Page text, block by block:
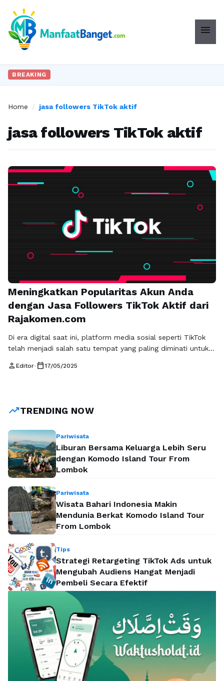
menu
BREAKING
Home / jasa followers TikTok aktif
jasa followers TikTok aktif
Meningkatkan Popularitas Akun Anda
dengan Jasa Followers TikTok Aktif dari
Rajakomen.com
Di era digital saat ini, platform media sosial seperti TikTok
telah menjadi salah satu tempat yang paling diminati untuk
aktif, tidak mengherankan jika banyak orang berlomba-lomba
Selengkapnya
person Editor• calendar_today17/05/2025
trending_upTRENDING NOW
Pariwisata
Liburan Bersama Keluarga Lebih Seru
dengan Komodo Island Tour From
Lombok
Pariwisata
Wisata Bahari Indonesia Makin
Mendunia Berkat Komodo Island Tour
From Lombok
Tips
Strategi Retargeting TikTok Ads untuk
Mengubah Audiens Hangat Menjadi
Pembeli Secara Efektif